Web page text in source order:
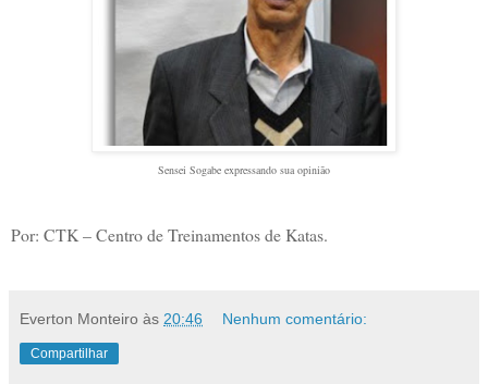
Sensei Sogabe expressando sua opinião
Por: CTK – Centro de Treinamentos de Katas.
Everton Monteiro às 20:46 Nenhum comentário:
Compartilhar